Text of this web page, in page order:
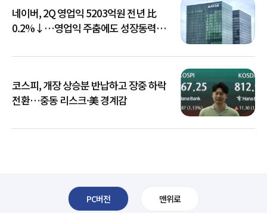
네이버, 2Q 영업익 5203억원 전년 比
0.2%↓…영업익 주춤에도 성장동력
코스피, 개장 상승분 반납하고 장중 하락
전환…중동 리스크·美 경계감
PC버전 맨위로